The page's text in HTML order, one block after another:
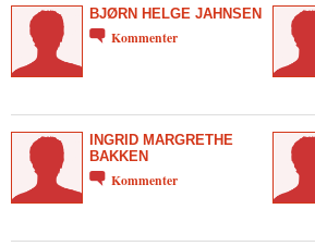
BJØRN HELGE JAHNSEN
Kommenter
INGRID MARGRETHE
BAKKEN
Kommenter